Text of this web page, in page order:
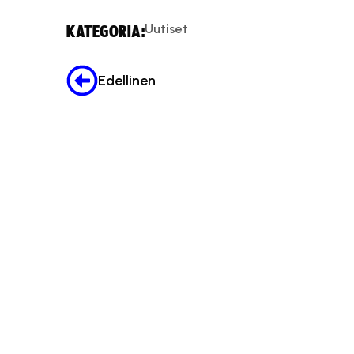
KATEGORIA:Uutiset
Edellinen